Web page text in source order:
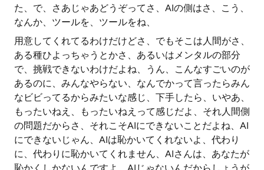
た、で、さあじゃあどうぞってさ、AIの側はさ、こう、
なんか、ツールを、ツールをね、
用意してくれてるわけだけどさ、でもそこは人間がさ、
ある種ひよっちゃうとかさ、あるいはメンタルの部分
で、挑戦できないわけだよね、うん、こんなすごいのが
あるのに、みんなやらない、なんでかって言ったらみん
なビビってるからみたいな感じ、下手したら、いやあ、
もったいねえ、もったいねえって感じだよ、それ人間側
の問題だからさ、それこそAIにできないことだよね、AI
にできないじゃん、AIは恥かいてくれないよ、代わり
に、代わりに恥かいてくれません、AIさんは、あなたが